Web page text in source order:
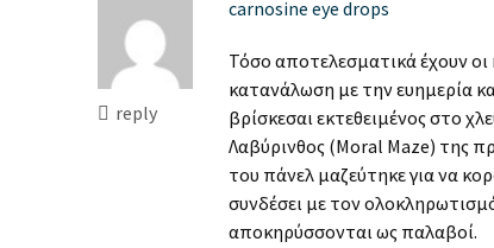
reply
carnosine eye drops
Τόσο αποτελεσματικά έχουν οι
κατανάλωση με την ευημερία
βρίσκεσαι εκτεθειμένος στο
Λαβύρινθος (Moral Maze) της
του πάνελ μαζεύτηκε για να
συνδέσει με τον
αποκηρύσσονται ως παλαβοί.